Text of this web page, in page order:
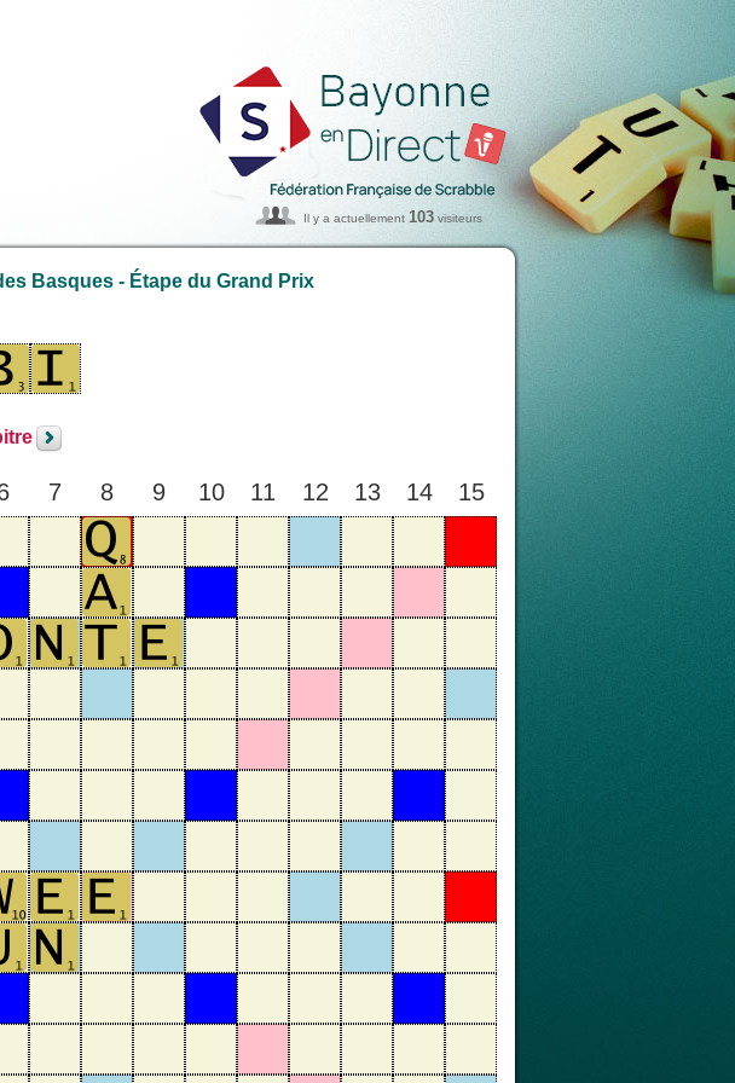
Il y a actuellement 103 visiteurs
Basques - Étape du Grand Prix
7 8 9 10 11 12 13 14
15